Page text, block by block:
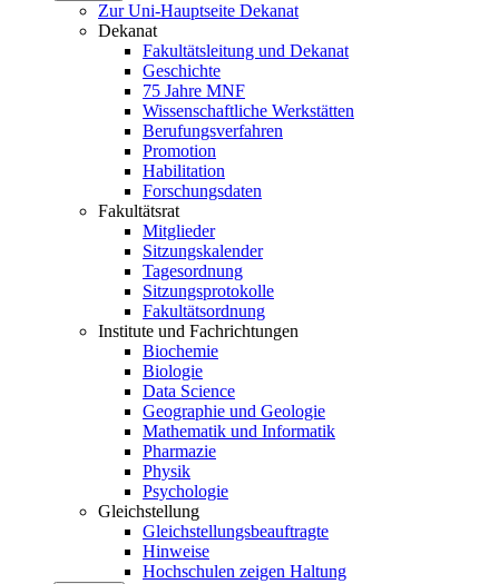
Zur Uni-Hauptseite Dekanat
Dekanat
Fakultätsleitung und Dekanat
Geschichte
75 Jahre MNF
Wissenschaftliche Werkstätten
Berufungsverfahren
Promotion
Habilitation
Forschungsdaten
Fakultätsrat
Mitglieder
Sitzungskalender
Tagesordnung
Sitzungsprotokolle
Fakultätsordnung
Institute und Fachrichtungen
Biochemie
Biologie
Data Science
Geographie und Geologie
Mathematik und Informatik
Pharmazie
Physik
Psychologie
Gleichstellung
Gleichstellungsbeauftragte
Hinweise
Hochschulen zeigen Haltung